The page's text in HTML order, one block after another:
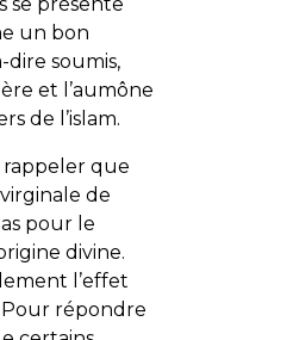
un bon
dire soumis,
et l’aumône
de l’islam.
que
de
pour le
divine.
l’effet
Pour répondre